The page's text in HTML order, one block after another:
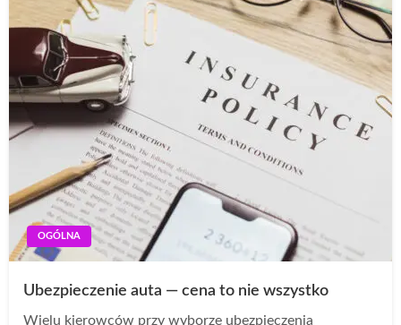
OGÓLNA
Ubezpieczenie auta — cena to nie wszystko
Wielu kierowców przy wyborze ubezpieczenia